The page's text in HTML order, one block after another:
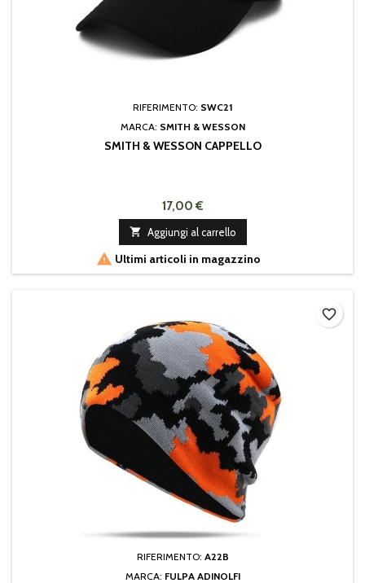
RIFERIMENTO: SWC21
MARCA: SMITH & WESSON
SMITH & WESSON CAPPELLO
17,00 €
 Aggiungi al carrello
 Ultimi articoli in magazzino
RIFERIMENTO: A22B
MARCA: FULPA ADINOLFI
favorite_border